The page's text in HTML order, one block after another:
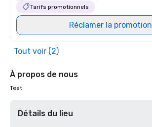
Tarifs promotionnels
Réclamer la promotion
Tout voir (2)
À propos de nous
Test
Détails du lieu